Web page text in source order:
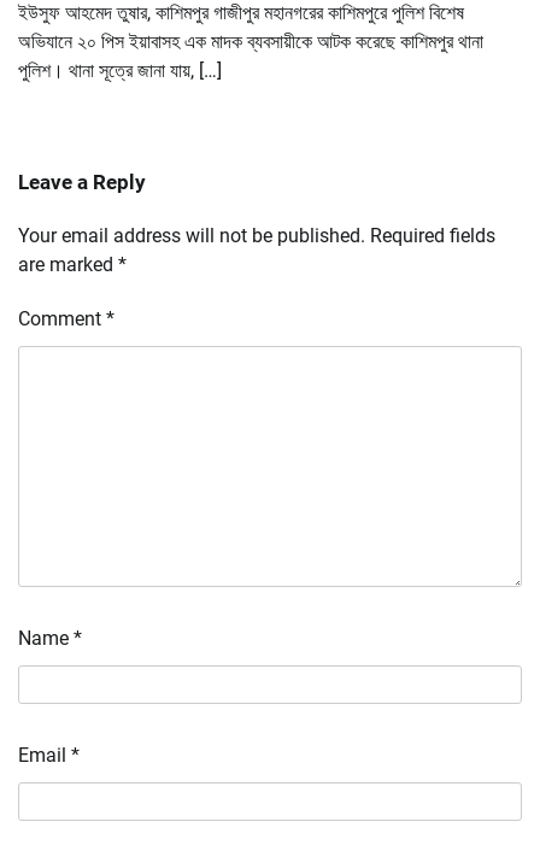
ইউসুফ আহমেদ তুষার, কাশিমপুর গাজীপুর মহানগরের কাশিমপুরে পুলিশ বিশেষ
অভিযানে ২০ পিস ইয়াবাসহ এক মাদক ব্যবসায়ীকে আটক করেছে কাশিমপুর থানা
পুলিশ। থানা সূত্রে জানা যায়, […]
Leave a Reply
Your email address will not be published. Required fields
are marked *
Comment *
Name *
Email *